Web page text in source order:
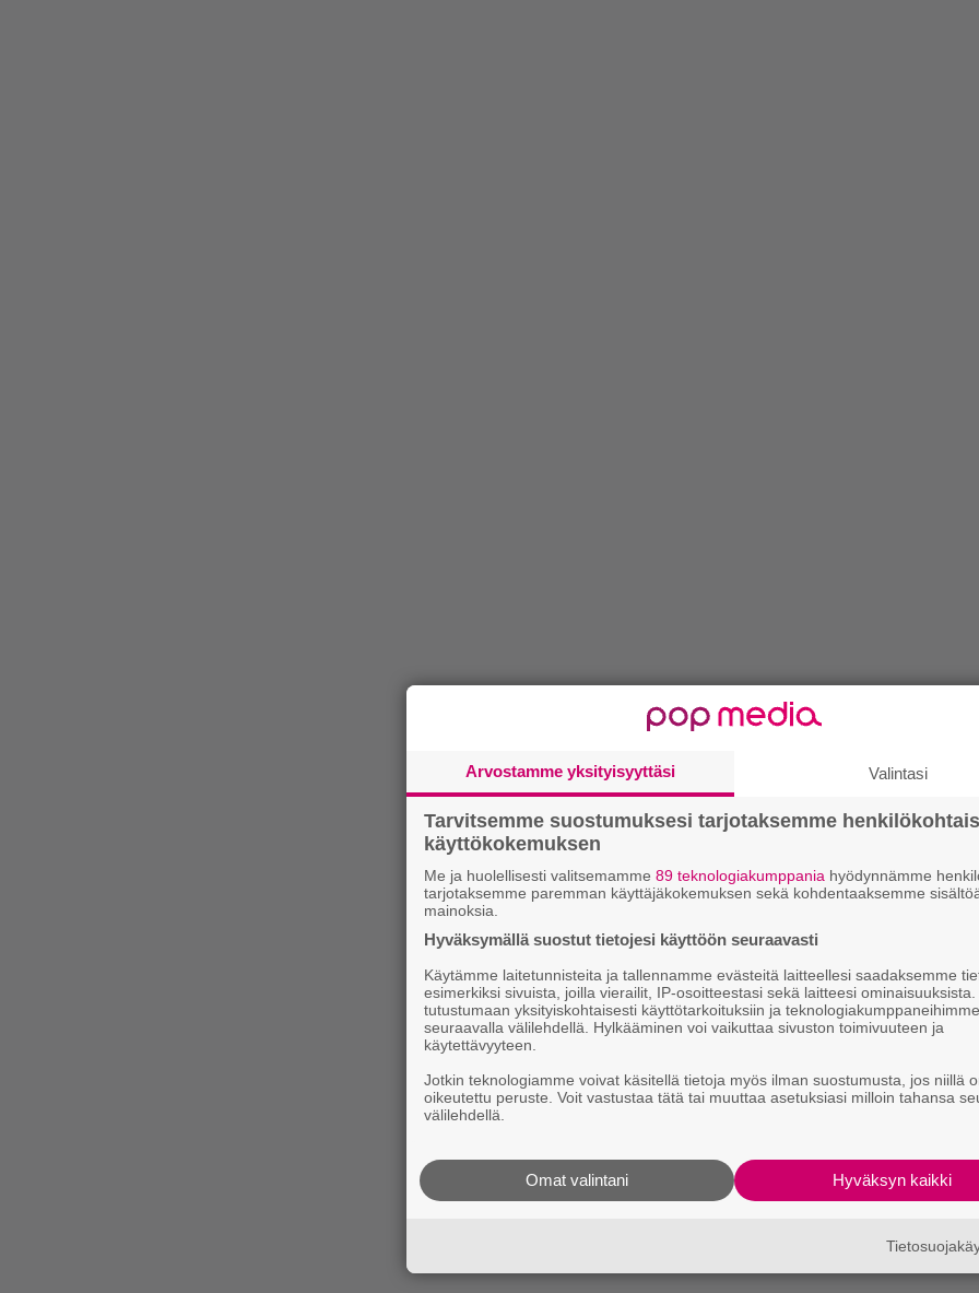
Arvostamme yksityisyyttäsi Valintasi
Tarvitsemme suostumuksesi tarjotaksemme
käyttökokemuksen
Me ja huolellisesti valitsemamme 89 teknologiakumppania hyödynnämme
tarjotaksemme paremman käyttäjäkokemuksen sekä kohdentaaksemme
mainoksia.
Hyväksymällä suostut tietojesi käyttöön seuraavasti
Käytämme laitetunnisteita ja tallennamme evästeitä laitteellesi saadaksemme
esimerkiksi sivuista, joilla vierailit, IP-osoitteestasi sekä laitteesi
tutustumaan yksityiskohtaisesti käyttötarkoituksiin ja teknologiakumppaneihimme
seuraavalla välilehdellä. Hylkääminen voi vaikuttaa sivuston toimivuuteen ja
käytettävyyteen.
Jotkin teknologiamme voivat käsitellä tietoja myös ilman suostumusta, jos niillä
oikeutettu peruste. Voit vastustaa tätä tai muuttaa asetuksiasi milloin tahansa
välilehdellä.
Hyväksyn kaikki
Omat valintani